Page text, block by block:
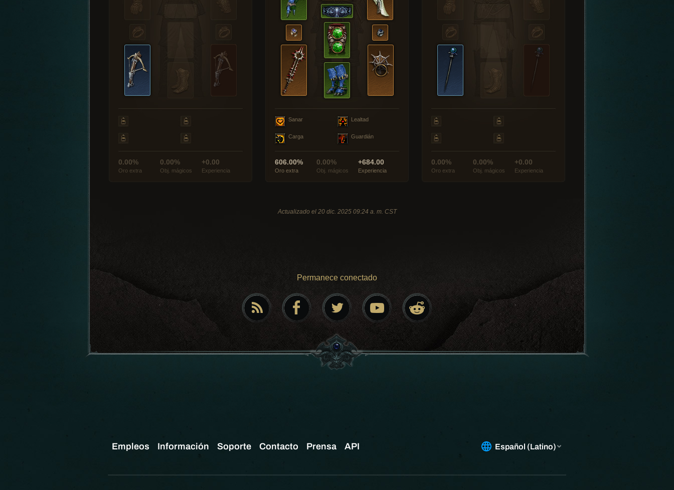
0.00%
Oro extra
0.00%
Obj. mágicos
+0.00
Experiencia
Sanar Lealtad
Carga Guardián
606.00%
Oro extra
0.00%
Obj. mágicos
+684.00
Experiencia
0.00%
Oro extra
0.00%
Obj. mágicos
+0.00
Experiencia
Actualizado el 20 dic. 2025 09:24 a. m. CST
Permanece conectado